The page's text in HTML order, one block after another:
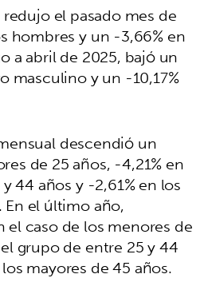
el pasado mes de
hombres y un -3,66% en
a abril de 2025, bajó un
masculino y un -10,17%
descendió un
de 25 años, -4,21% en
44 años y -2,61% en los
el último año,
el caso de los menores de
grupo de entre 25 y 44
mayores de 45 años.